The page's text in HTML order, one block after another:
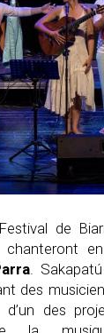
de
chanteront
.
des
d’un des